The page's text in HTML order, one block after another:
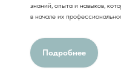
знаний, опыта и навыков,
в начале их
Подробнее